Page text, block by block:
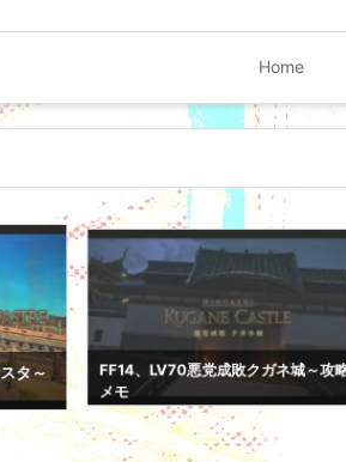
Home
タ～
FF14、LV70悪党成敗クガネ城～攻略
メモ